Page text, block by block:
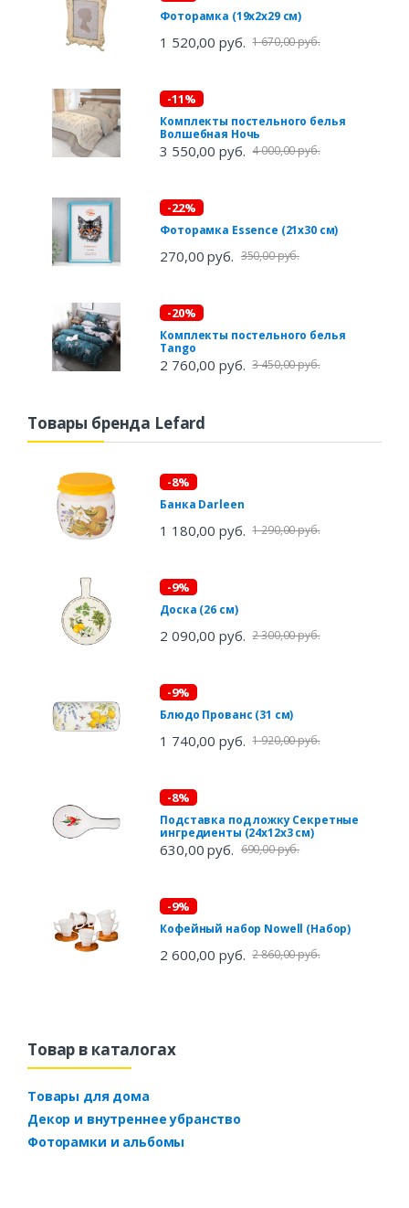
Фоторамка (19х2х29 см)
1 520,00 руб. 1 670,00 руб.
-11%
Комплекты постельного белья
Волшебная Ночь
3 550,00 руб. 4 000,00 руб.
-22%
Фоторамка Essence (21х30 см)
270,00 руб. 350,00 руб.
-20%
Комплекты постельного белья
Tango
2 760,00 руб. 3 450,00 руб.
Товары бренда Lefard
-8%
Банка Darleen
1 180,00 руб. 1 290,00 руб.
-9%
Доска (26 см)
2 090,00 руб. 2 300,00 руб.
-9%
Блюдо Прованс (31 см)
1 740,00 руб. 1 920,00 руб.
-8%
Подставка под ложку Секретные
ингредиенты (24х12х3 см)
630,00 руб. 690,00 руб.
-9%
Кофейный набор Nowell (Набор)
2 600,00 руб. 2 860,00 руб.
Товар в каталогах
Товары для дома
Декор и внутреннее убранство
Фоторамки и альбомы